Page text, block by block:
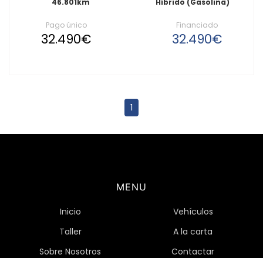
Pago único
32.490€
Financiado
32.490€
1
MENU
Inicio
Vehículos
Taller
A la carta
Sobre Nosotros
Contactar